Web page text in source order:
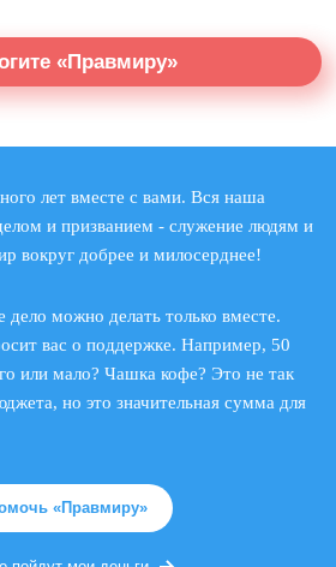
«Правмиру»
лет вместе с вами. Вся наша
и призванием - служение людям и
вокруг добрее и милосерднее!
можно делать только вместе.
вас о поддержке. Например, 50
или мало? Чашка кофе? Это не так
но это значительная сумма для
«Правмиру»